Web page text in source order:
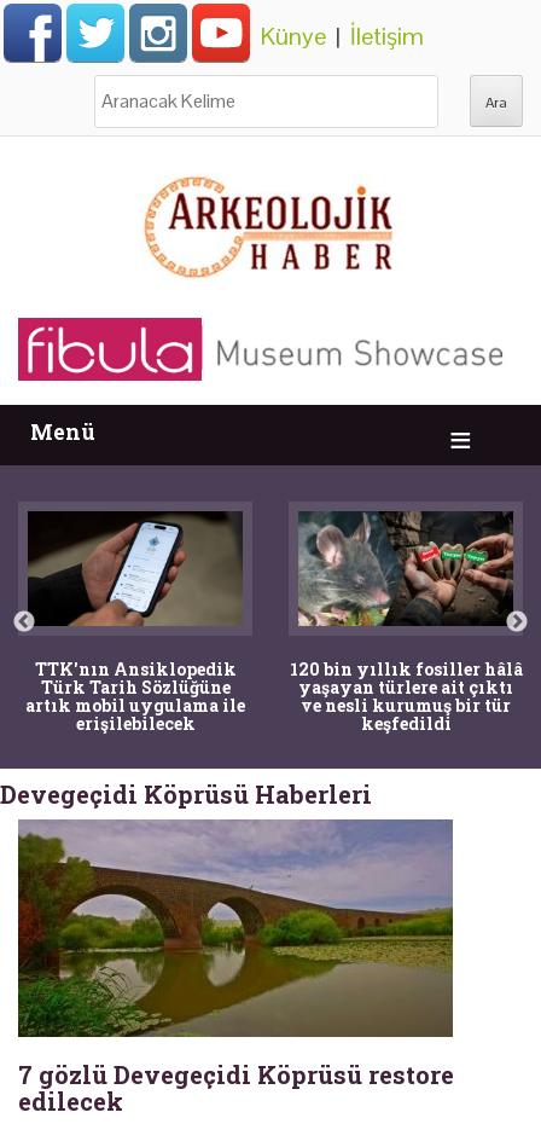
Künye | İletişim
Menü
TTK'nın Ansiklopedik
Türk Tarih Sözlüğüne
artık mobil uygulama ile
erişilebilecek
120 bin yıllık fosiller hâlâ
yaşayan türlere ait çıktı
ve nesli kurumuş bir tür
keşfedildi
Devegeçidi Köprüsü Haberleri
7 gözlü Devegeçidi Köprüsü restore
edilecek